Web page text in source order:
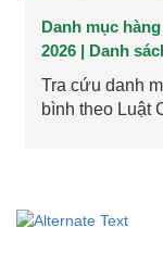
Danh mục
2026 | Danh
Tra cứu danh
bình theo Luật